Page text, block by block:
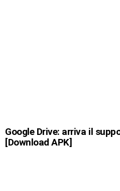
Google Drive: arriva il
[Download APK]